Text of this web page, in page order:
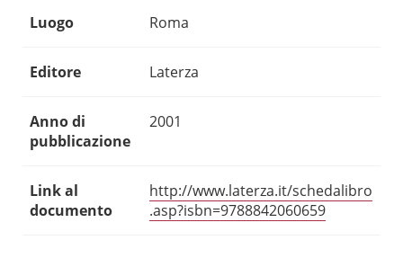
Luogo Roma
Editore Laterza
Anno di
pubblicazione
2001
Link al
documento
http://www.laterza.it/schedalibro
.asp?isbn=9788842060659